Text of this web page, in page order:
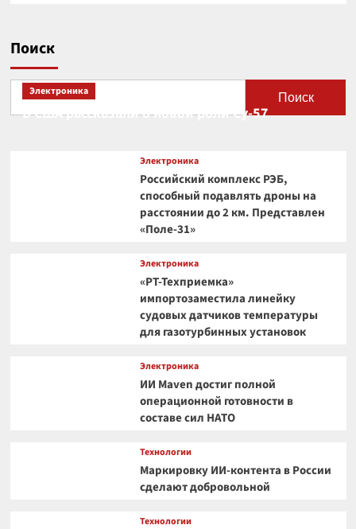
Поиск
Поиск
Электроника
В США рассказали о новой роли Су-57
Электроника
Российский комплекс РЭБ,
способный подавлять дроны на
расстоянии до 2 км. Представлен
«Поле-31»
Электроника
«РТ-Техприемка»
импортозаместила линейку
судовых датчиков температуры
для газотурбинных установок
Электроника
ИИ Maven достиг полной
операционной готовности в
составе сил НАТО
Технологии
Маркировку ИИ-контента в России
сделают добровольной
Технологии